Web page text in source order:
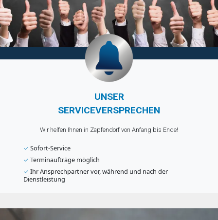
UNSER
SERVICEVERSPRECHEN
Wir helfen Ihnen in Zapfendorf von Anfang bis Ende!
✓ Sofort-Service
✓ Terminaufträge möglich
✓ Ihr Ansprechpartner vor, während und nach der
Dienstleistung